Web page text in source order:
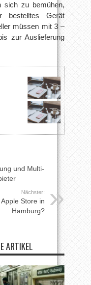
sich zu bemühen,
bestelltes Gerät
müssen mit 3 –
zur Auslieferung
und Multi-
Nächster:
Store in
Hamburg?
ARTIKEL